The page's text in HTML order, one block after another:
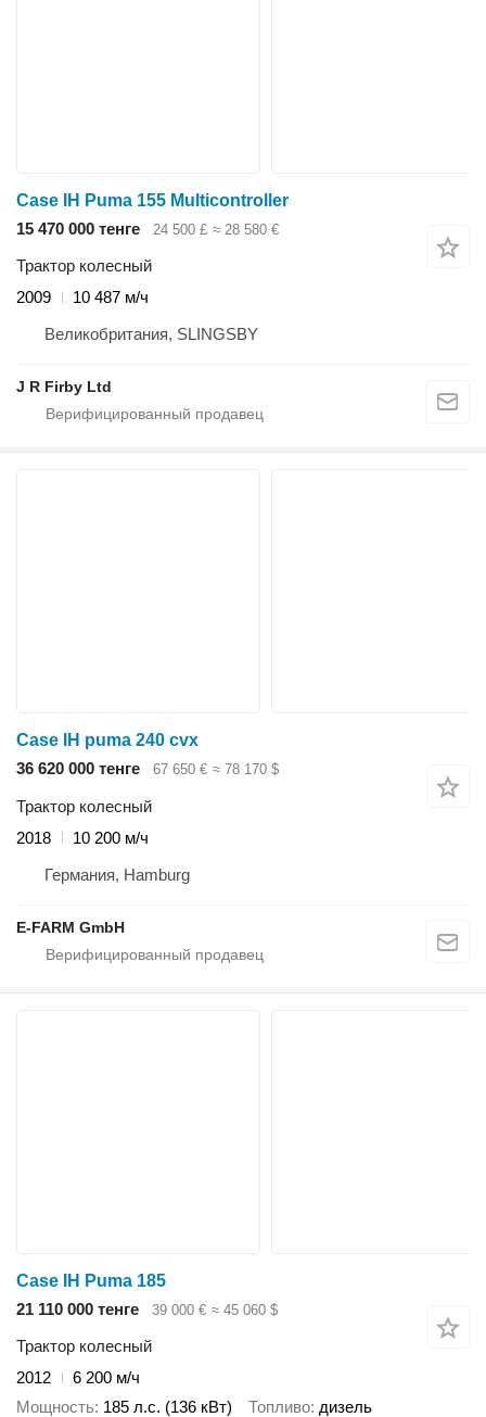
Case IH Puma 155 Multicontroller
15 470 000 тенге
24 500 £ ≈ 28 580 €
Трактор колесный
2009
10 487 м/ч
Великобритания, SLINGSBY
J R Firby Ltd
Case IH puma 240 cvx
36 620 000 тенге
67 650 € ≈ 78 170 $
Трактор колесный
2018
10 200 м/ч
Германия, Hamburg
E-FARM GmbH
Case IH Puma 185
21 110 000 тенге
39 000 € ≈ 45 060 $
Трактор колесный
2012
6 200 м/ч
Мощность 185 л.с. (136 кВт) Топливо дизель